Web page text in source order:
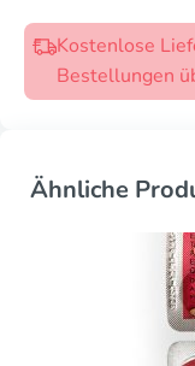
Kostenlose
Bestellungen
Ähnliche